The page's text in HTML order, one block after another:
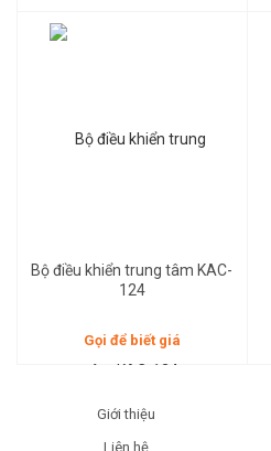
Bộ điều khiển trung tâm KAC-
124
Gọi để biết giá
Giới thiệu
Liên hệ